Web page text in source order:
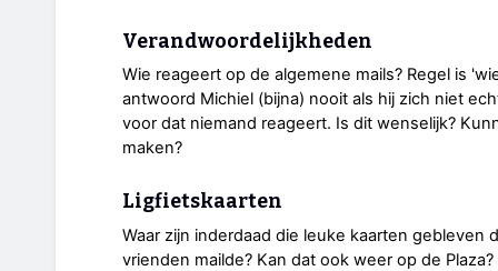
Verandwoordelijkheden
Wie reageert op de algemene mails? Regel is
antwoord Michiel (bijna) nooit als hij zich niet
voor dat niemand reageert. Is dit wenselijk?
maken?
Ligfietskaarten
Waar zijn inderdaad die leuke kaarten gebleven
vrienden mailde? Kan dat ook weer op de